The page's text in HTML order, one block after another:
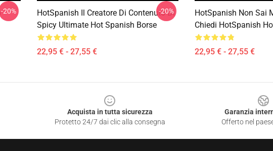
-20%
HotSpanish Il Creatore Di Contenuto Di
Spicy Ultimate Hot Spanish Borse
22,95 € - 27,55 €
-20%
HotSpanish Non Sai
Chiedi HotSpanish
22,95 € - 27,55 €
Acquista in tutta sicurezza
Protetto 24/7 dai clic alla consegna
Garanzia
Offerto nel